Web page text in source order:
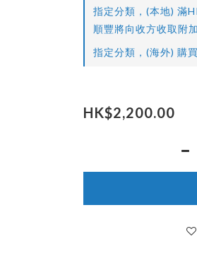
指定分類，(本地) 滿
順豐將向收方收取附
指定分類，(海外) 購
HK$2,200.00